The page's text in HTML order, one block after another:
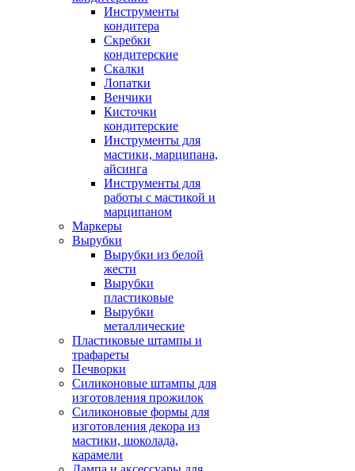
Инструменты
кондитера
Скребки
кондитерские
Скалки
Лопатки
Венчики
Кисточки
кондитерские
Инструменты для
мастики, марципана,
айсинга
Инструменты для
работы с мастикой и
марципаном
Маркеры
Вырубки
Вырубки из белой
жести
Вырубки
пластиковые
Вырубки
металлические
Пластиковые штампы и
трафареты
Печворки
Силиконовые штампы для
изготовления прожилок
Силиконовые формы для
изготовления декора из
мастики, шоколада,
карамели